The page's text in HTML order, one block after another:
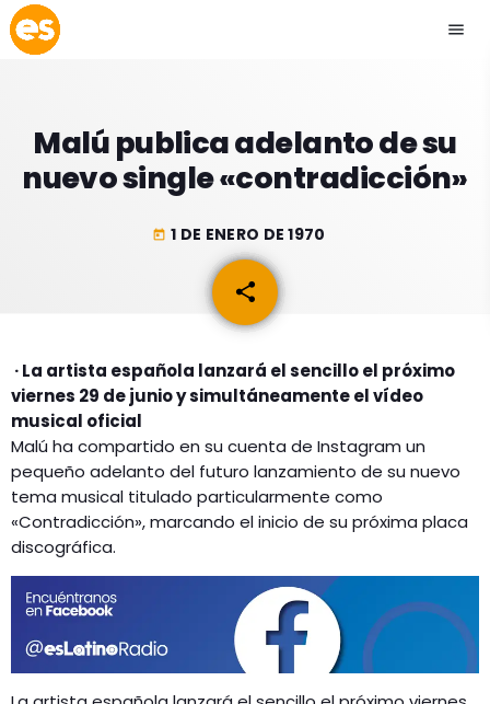
menu
play_arrow EMISIÓN LA PAZ
ESLATINO NEWS
ACTUALIDAD
ESPECTÁCULOS
GEEKERS
MÚSICA
LOS + TOP
PROGRAMACIÓN
INICIO
RADIO SPLENDID
CONTACTO
Malú publica adelanto de su
nuevo single «contradicción»
today 1 DE ENERO DE 1970
share
email
· La artista española lanzará el sencillo el próximo
viernes 29 de junio y simultáneamente el vídeo
musical oficial
Malú ha compartido en su cuenta de Instagram un
pequeño adelanto del futuro lanzamiento de su nuevo
tema musical titulado particularmente como
«Contradicción», marcando el inicio de su próxima placa
discográfica.